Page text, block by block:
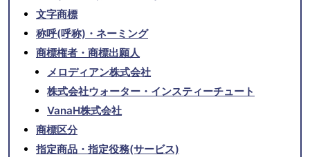
文字商標
称呼(呼称)・ネーミング
商標権者・商標出願人
メロディアン株式会社
株式会社ウォーター・インスティーチュート
VanaH株式会社
商標区分
指定商品・指定役務(サービス)